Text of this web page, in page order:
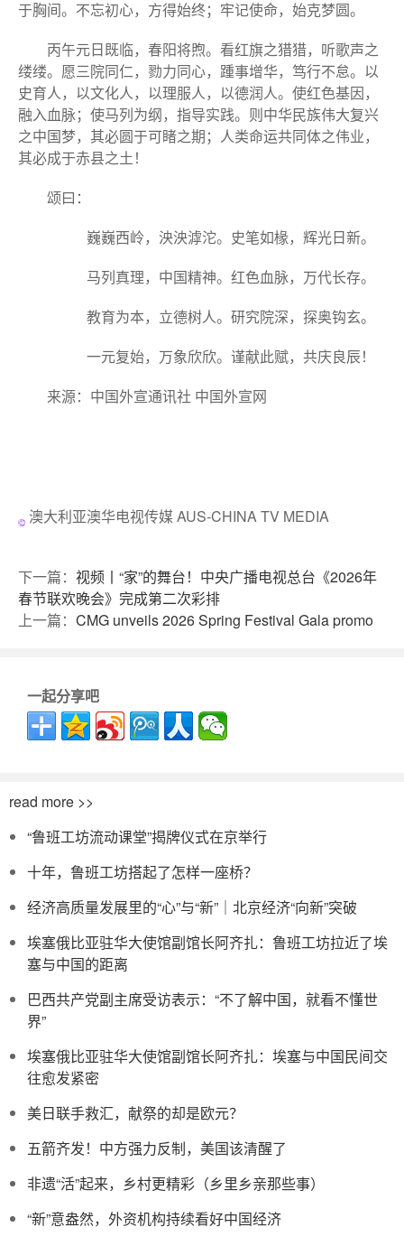
于胸间。不忘初心，方得始终；牢记使命，始克梦圆。
丙午元日既临，春阳将煦。看红旗之猎猎，听歌声之
缕缕。愿三院同仁，勠力同心，踵事增华，笃行不怠。以
史育人，以文化人，以理服人，以德润人。使红色基因，
融入血脉；使马列为纲，指导实践。则中华民族伟大复兴
之中国梦，其必圆于可睹之期；人类命运共同体之伟业，
其必成于赤县之土！
颂曰：
巍巍西岭，泱泱滹沱。史笔如椽，辉光日新。
马列真理，中国精神。红色血脉，万代长存。
教育为本，立德树人。研究院深，探奥钩玄。
一元复始，万象欣欣。谨献此赋，共庆良辰！
来源：中国外宣通讯社 中国外宣网
澳大利亚澳华电视传媒 AUS-CHINA TV MEDIA
下一篇： 视频丨“家”的舞台！中央广播电视总台《2026年
春节联欢晚会》完成第二次彩排
上一篇： CMG unveils 2026 Spring Festival Gala promo
一起分享吧
read more >>
“鲁班工坊流动课堂”揭牌仪式在京举行
十年，鲁班工坊搭起了怎样一座桥？
经济高质量发展里的“心”与“新”｜北京经济“向新”突破
埃塞俄比亚驻华大使馆副馆长阿齐扎：鲁班工坊拉近了埃
塞与中国的距离
巴西共产党副主席受访表示：“不了解中国，就看不懂世
界”
埃塞俄比亚驻华大使馆副馆长阿齐扎：埃塞与中国民间交
往愈发紧密
美日联手救汇，献祭的却是欧元？
五箭齐发！中方强力反制，美国该清醒了
非遗“活”起来，乡村更精彩（乡里乡亲那些事）
“新”意盎然，外资机构持续看好中国经济